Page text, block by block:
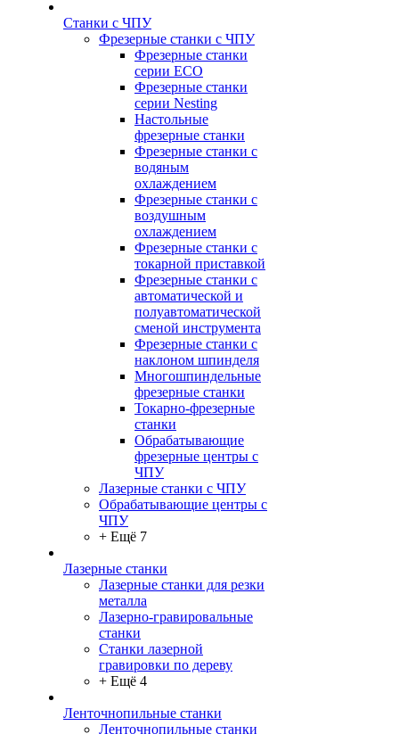
Станки с ЧПУ
Фрезерные станки с ЧПУ
Фрезерные станки
серии ECO
Фрезерные станки
серии Nesting
Настольные
фрезерные станки
Фрезерные станки с
водяным
охлаждением
Фрезерные станки с
воздушным
охлаждением
Фрезерные станки с
токарной приставкой
Фрезерные станки с
автоматической и
полуавтоматической
сменой инструмента
Фрезерные станки с
наклоном шпинделя
Многошпиндельные
фрезерные станки
Токарно-фрезерные
станки
Обрабатывающие
фрезерные центры с
ЧПУ
Лазерные станки с ЧПУ
Обрабатывающие центры с
ЧПУ
+ Ещё 7
Лазерные станки
Лазерные станки для резки
металла
Лазерно-гравировальные
станки
Станки лазерной
гравировки по дереву
+ Ещё 4
Ленточнопильные станки
Ленточнопильные станки